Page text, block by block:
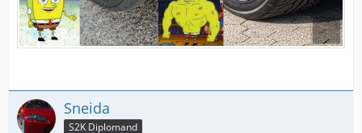
Sneida
S2K Diplomand